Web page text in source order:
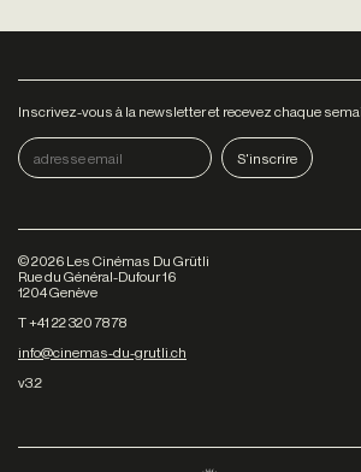
Inscrivez-vous à la newsletter et recevez chaque
©2026 Les Cinémas Du Grütli
Rue du Général-Dufour 16
1204 Genève
T +41 22 320 78 78
info@cinemas-du-grutli.ch
v3.2